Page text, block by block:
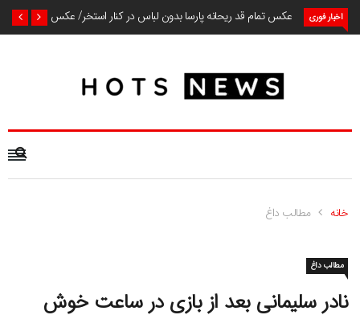
اخبار فوری عکس تمام قد ریحانه پارسا بدون لباس در کنار استخر/ عکس
خانه مطالب داغ
مطالب داغ
نادر سلیمانی بعد از بازی در ساعت خوش